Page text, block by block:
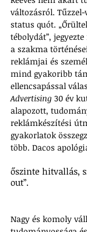
változásról.
status quót.
tébolydát”,
a szakma
reklámjai és
mind gyakoribb
ellencsapással
Advertising 30 év
alapozott,
reklámkészítési
gyakorlatok
több. Dacos
őszinte hitvallás,
out”.
Nagy és komoly